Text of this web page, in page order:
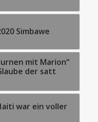
Simbawe
mit Marion“
der satt
war ein voller